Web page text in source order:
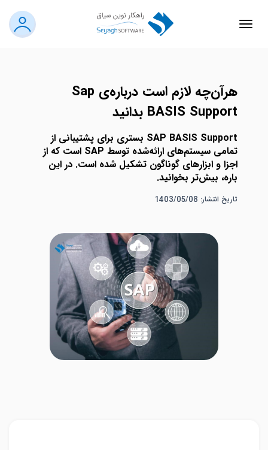
هرآن‌چه لازم است درباره‌ی Sap
BASIS Support بدانید
SAP BASIS Support بستری برای پشتیبانی از
تمامی سیستم‌های ارائه‌شده توسط SAP است که از
اجزا و ابزارهای گوناگون تشکیل شده است. در این
باره، بیش‌تر بخوانید.
تاریخ انتشار: 1403/05/08